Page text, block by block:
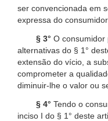
ser convencionada em
expressa do consumidor.
§ 3° O consumidor
alternativas do § 1°
extensão do vício, a
comprometer a
diminuir-lhe o valor ou
§ 4° Tendo o
inciso I do § 1° deste